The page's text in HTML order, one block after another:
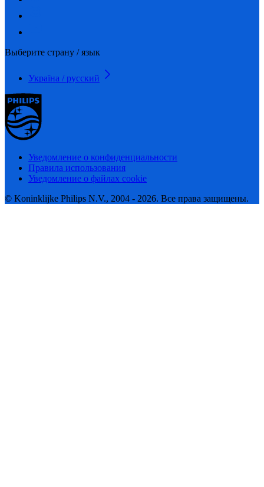
Выберите страну / язык
Україна / русский
Уведомление о конфиденциальности
Правила использования
Уведомление о файлах cookie
© Koninklijke Philips N.V., 2004 - 2026. Все права защищены.